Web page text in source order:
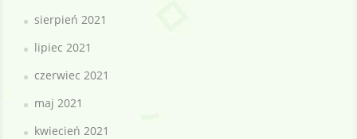
sierpień 2021
lipiec 2021
czerwiec 2021
maj 2021
kwiecień 2021